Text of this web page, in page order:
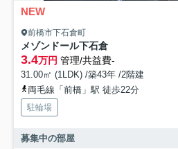
NEW
前橋市下石倉町
メゾンドール下石倉
3.4万円 管理/共益費-
31.00㎡ (1LDK) /築43年 /2階建
両毛線「前橋」駅 徒歩22分
駐輪場
募集中の部屋